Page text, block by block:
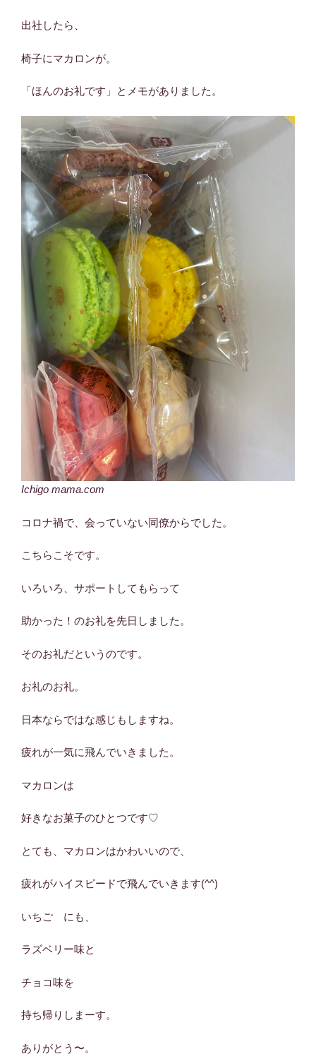
出社したら、
椅子にマカロンが。
「ほんのお礼です」とメモがありました。
Ichigo mama.com
コロナ禍で、会っていない同僚からでした。
こちらこそです。
いろいろ、サポートしてもらって
助かった！のお礼を先日しました。
そのお礼だというのです。
お礼のお礼。
日本ならではな感じもしますね。
疲れが一気に飛んでいきました。
マカロンは
好きなお菓子のひとつです♡
とても、マカロンはかわいいので、
疲れがハイスピードで飛んでいきます(^^)
いちご にも、
ラズベリー味と
チョコ味を
持ち帰りしまーす。
ありがとう〜。